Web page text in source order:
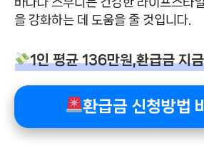
을 강화하는 데 도움을 줄 것입니다.
1인 평균 136만원,환급금 지
환급금 신청방법